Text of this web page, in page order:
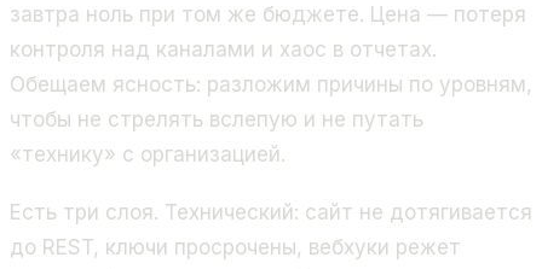
завтра ноль при том же бюджете. Цена — потеря
контроля над каналами и хаос в отчетах.
Обещаем ясность: разложим причины по уровням,
чтобы не стрелять вслепую и не путать
«технику» с организацией.
Есть три слоя. Технический: сайт не дотягивается
до REST, ключи просрочены, вебхуки режет